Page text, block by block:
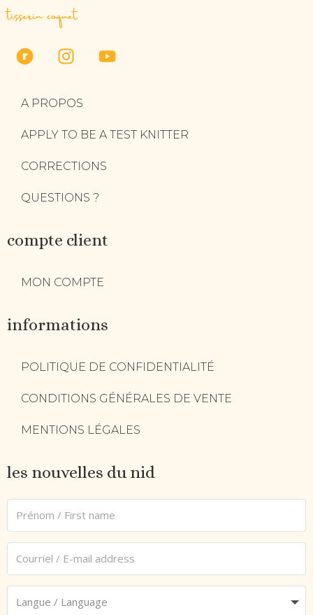
tisserin coquet
A PROPOS
APPLY TO BE A TEST KNITTER
CORRECTIONS
QUESTIONS ?
compte client
MON COMPTE
informations
POLITIQUE DE CONFIDENTIALITÉ
CONDITIONS GÉNÉRALES DE VENTE
MENTIONS LÉGALES
les nouvelles du nid